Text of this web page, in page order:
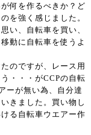
何を作るべきか？ど
を強く感じました。
い、自転車を買い、
動に自転車を使うよ
のですが、レース用
・・・がCCPの自転
ーが無い為、自分達
きました。買い物し
る自転車ウエアー作